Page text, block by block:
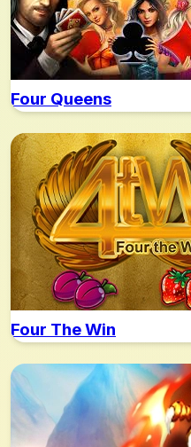
Four Queens
Four The Win